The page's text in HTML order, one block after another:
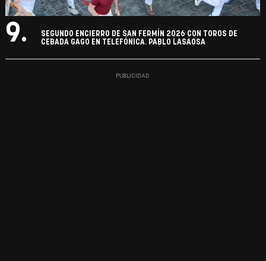
9.
SEGUNDO ENCIERRO DE SAN FERMÍN 2026 CON TOROS DE
CEBADA GAGO EN TELEFÓNICA. PABLO LASAOSA